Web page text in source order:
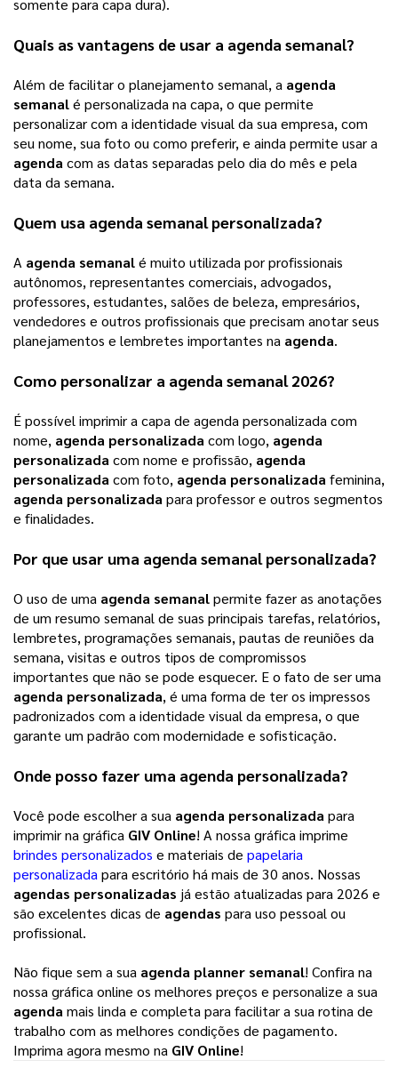
somente para capa dura).
Quais as vantagens de usar a agenda semanal?
Além de facilitar o planejamento semanal, a agenda
semanal é personalizada na capa, o que permite
personalizar com a identidade visual da sua empresa, com
agenda com as datas separadas pelo dia do mês e pela
data da semana.
Quem usa agenda semanal personalizada?
A agenda semanal é muito utilizada por profissionais
autônomos, representantes comerciais, advogados,
professores, estudantes, salões de beleza, empresários,
vendedores e outros profissionais que precisam anotar seus
planejamentos e lembretes importantes na agenda.
Como personalizar a agenda semanal 2026?
É possível imprimir a capa de agenda personalizada com
nome, agenda personalizada com logo, agenda
personalizada com nome e profissão, agenda
personalizada com foto, agenda personalizada
agenda personalizada para professor e outros segmentos
e finalidades.
Por que usar uma agenda semanal personalizada?
O uso de uma agenda semanal permite fazer as anotações
de um resumo semanal de suas principais tarefas, relatórios,
lembretes, programações semanais, pautas de reuniões da
semana, visitas e outros tipos de compromissos
agenda personalizada, é uma forma de ter os impressos
padronizados com a identidade visual da empresa, o que
garante um padrão com modernidade e sofisticação.
Onde posso fazer uma agenda personalizada?
Você pode escolher a sua agenda personalizada para
imprimir na gráfica GIV Online! A nossa gráfica imprime
brindes personalizados e materiais de papelaria
personalizada para escritório há mais de 30 anos. Nossas
agendas personalizadas já estão atualizadas para 2026 e
são excelentes dicas de agendas para uso pessoal ou
profissional.
Não fique sem a sua agenda planner semanal! Confira na
nossa gráfica online os melhores preços e personalize a sua
agenda mais linda e completa para facilitar a sua rotina de
trabalho com as melhores condições de pagamento.
Imprima agora mesmo na GIV Online!